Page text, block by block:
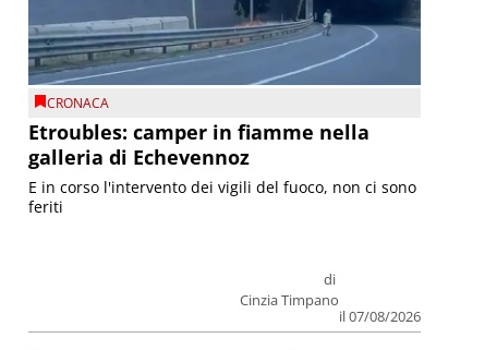
CRONACA
Etroubles: camper in fiamme nella
galleria di Echevennoz
di
Cinzia Timpano
il 07/08/2026
E in corso l'intervento dei vigili del fuoco, non ci sono
feriti